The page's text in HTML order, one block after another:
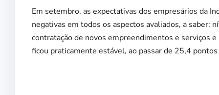
Em setembro, as expectativas dos empresários da
negativas em todos os aspectos avaliados, a saber:
contratação de novos empreendimentos e serviços
ficou praticamente estável, ao passar de 25,4